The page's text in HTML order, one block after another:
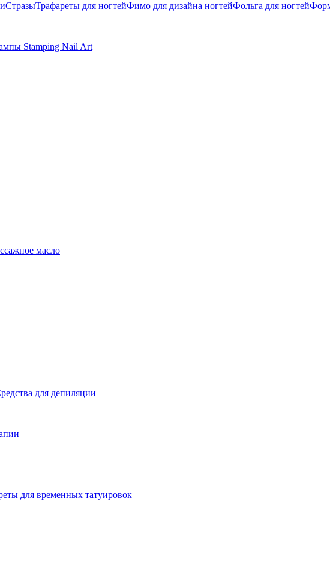
СтразыТрафареты для ногтейФимо для дизайна ногтейФольга для ногтей
Stamping Nail Art
масло
для депиляции
для временных татуировок